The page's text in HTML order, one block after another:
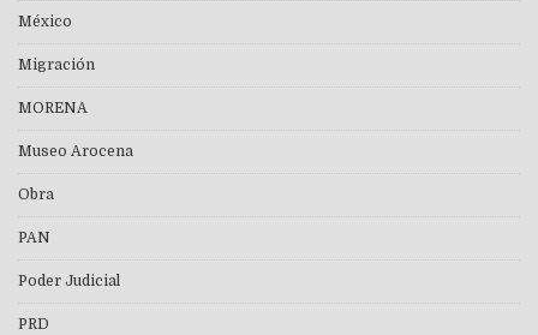
México
Migración
MORENA
Museo Arocena
Obra
PAN
Poder Judicial
PRD